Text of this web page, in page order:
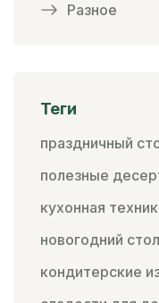
Разное
Теги
праздничный
полезные
кухонная
новогодний стол
кондитерские